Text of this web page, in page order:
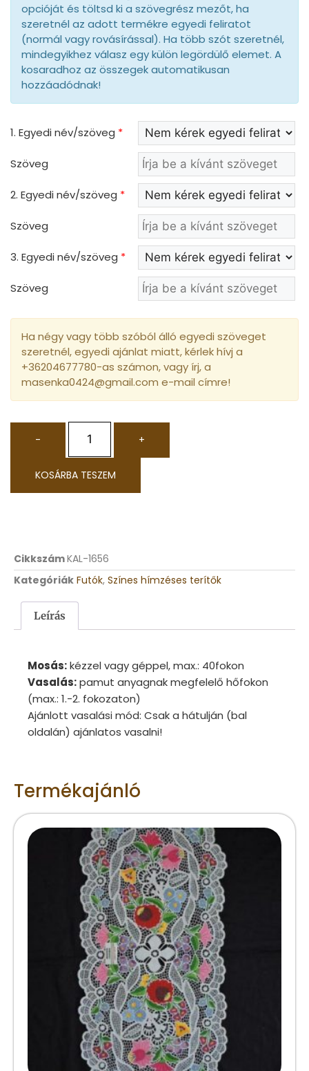
opcióját és töltsd ki a szövegrész mezőt, ha
szeretnél az adott termékre egyedi feliratot
(normál vagy rovásírással). Ha több szót szeretnél,
mindegyikhez válasz egy külön legördülő elemet. A
kosaradhoz az összegek automatikusan
hozzáadódnak!
1. Egyedi név/szöveg *
Szöveg
2. Egyedi név/szöveg *
Szöveg
3. Egyedi név/szöveg *
Szöveg
Ha négy vagy több szóból álló egyedi szöveget
szeretnél, egyedi ajánlat miatt, kérlek hívj a
+36204677780-as számon, vagy írj, a
masenka0424@gmail.com e-mail címre!
- +
KOSÁRBA TESZEM
CikkszámKAL-1656
Kategóriák Futók, Színes hímzéses terítők
Leírás
Mosás:kézzel vagy géppel, max.: 40fokon
Vasalás:pamut anyagnak megfelelő hőfokon
(max.: 1.-2. fokozaton)
Ajánlott vasalási mód: Csak a hátulján (bal
oldalán) ajánlatos vasalni!
Termékajánló